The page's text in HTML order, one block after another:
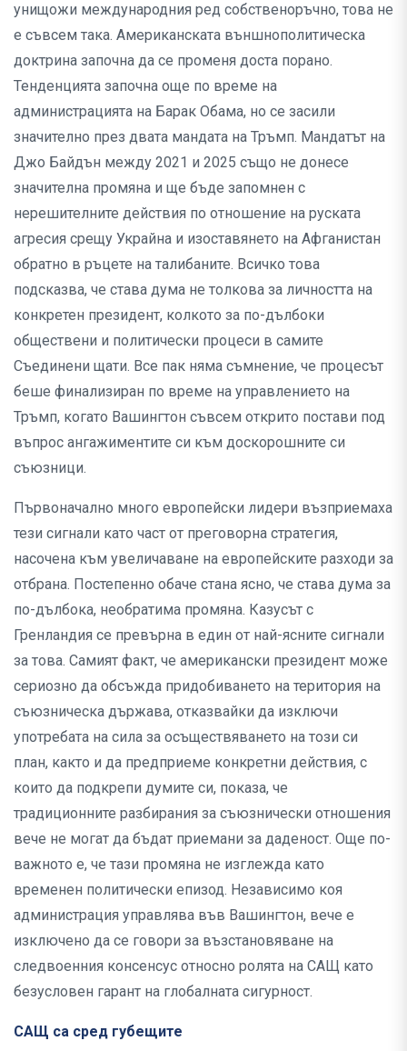
унищожи международния ред собственоръчно, това не
е съвсем така. Американската външнополитическа
доктрина започна да се променя доста порано.
Тенденцията започна още по време на
администрацията на Барак Обама, но се засили
значително през двата мандата на Тръмп. Мандатът на
Джо Байдън между 2021 и 2025 също не донесе
значителна промяна и ще бъде запомнен с
нерешителните действия по отношение на руската
агресия срещу Украйна и изоставянето на Афганистан
обратно в ръцете на талибаните. Всичко това
подсказва, че става дума не толкова за личността на
конкретен президент, колкото за по-дълбоки
обществени и политически процеси в самите
Съединени щати. Все пак няма съмнение, че процесът
беше финализиран по време на управлението на
Тръмп, когато Вашингтон съвсем открито постави под
въпрос ангажиментите си към доскорошните си
съюзници.
Първоначално много европейски лидери възприемаха
тези сигнали като част от преговорна стратегия,
насочена към увеличаване на европейските разходи за
отбрана. Постепенно обаче стана ясно, че става дума за
по-дълбока, необратима промяна. Казусът с
Гренландия се превърна в един от най-ясните сигнали
за това. Самият факт, че американски президент може
сериозно да обсъжда придобиването на територия на
съюзническа държава, отказвайки да изключи
употребата на сила за осъществяването на този си
план, както и да предприеме конкретни действия, с
които да подкрепи думите си, показа, че
традиционните разбирания за съюзнически отношения
вече не могат да бъдат приемани за даденост. Още по-
важното е, че тази промяна не изглежда като
временен политически епизод. Независимо коя
администрация управлява във Вашингтон, вече е
изключено да се говори за възстановяване на
следвоенния консенсус относно ролята на САЩ като
безусловен гарант на глобалната сигурност.
САЩ са сред губещите